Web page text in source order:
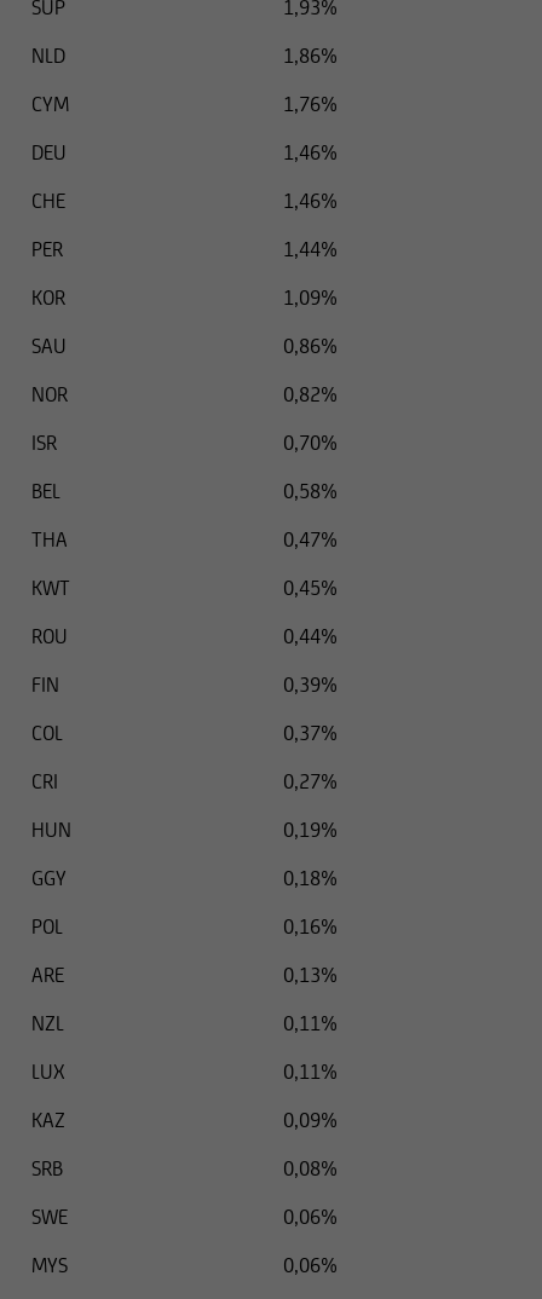
SUP
1,93%
NLD
1,86%
CYM
1,76%
DEU
1,46%
CHE
1,46%
PER
1,44%
KOR
1,09%
SAU
0,86%
NOR
0,82%
ISR
0,70%
BEL
0,58%
THA
0,47%
KWT
0,45%
ROU
0,44%
FIN
0,39%
COL
0,37%
CRI
0,27%
HUN
0,19%
GGY
0,18%
POL
0,16%
ARE
0,13%
NZL
0,11%
LUX
0,11%
KAZ
0,09%
SRB
0,08%
SWE
0,06%
MYS
0,06%
debba essere registrata ai sensi delle leggi